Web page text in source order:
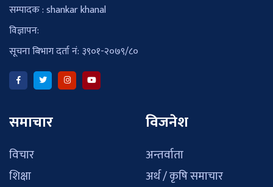
सम्पादक : shankar khanal
विज्ञापन:
सूचना बिभाग दर्ता नं: ३९०१-२०७९/८०
समाचार
विचार
शिक्षा
विजनेश
अन्तर्वाता
अर्थ / कृषि समाचार